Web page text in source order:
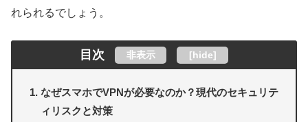
れられるでしょう。
目次 非表示 [hide]
なぜスマホでVPNが必要なのか？現代のセキュリテ
ィリスクと対策